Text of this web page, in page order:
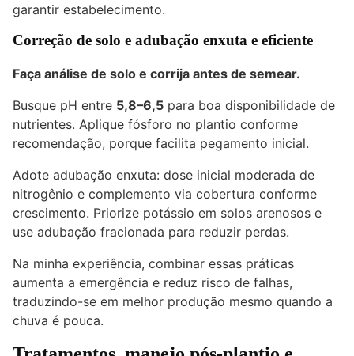
garantir estabelecimento.
Correção de solo e adubação enxuta e eficiente
Faça análise de solo e corrija antes de semear.
Busque pH entre 5,8–6,5 para boa disponibilidade de
nutrientes. Aplique fósforo no plantio conforme
recomendação, porque facilita pegamento inicial.
Adote adubação enxuta: dose inicial moderada de
nitrogênio e complemento via cobertura conforme
crescimento. Priorize potássio em solos arenosos e
use adubação fracionada para reduzir perdas.
Na minha experiência, combinar essas práticas
aumenta a emergência e reduz risco de falhas,
traduzindo-se em melhor produção mesmo quando a
chuva é pouca.